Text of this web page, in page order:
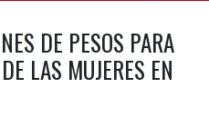
DE PESOS PARA
LAS MUJERES EN